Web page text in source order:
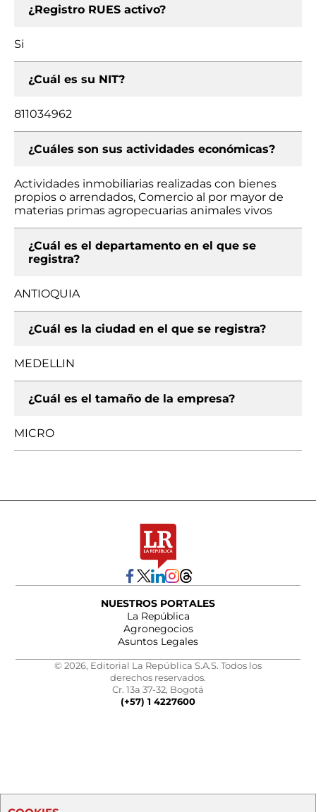
¿Registro RUES activo?
Si
¿Cuál es su NIT?
811034962
¿Cuáles son sus actividades económicas?
Actividades inmobiliarias realizadas con bienes
propios o arrendados, Comercio al por mayor de
materias primas agropecuarias animales vivos
¿Cuál es el departamento en el que se
registra?
ANTIOQUIA
¿Cuál es la ciudad en el que se registra?
MEDELLIN
¿Cuál es el tamaño de la empresa?
MICRO
NUESTROS PORTALES
La República
Agronegocios
Asuntos Legales
© 2026, Editorial La República S.A.S. Todos los
derechos reservados.
Cr. 13a 37-32, Bogotá
(+57) 1 4227600